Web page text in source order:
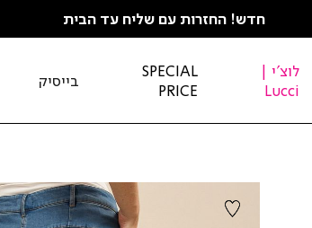
חדש! החזרות עם שליח עד הבית
לוצ'י |
Lucci
SPECIAL
PRICE
בייסיק